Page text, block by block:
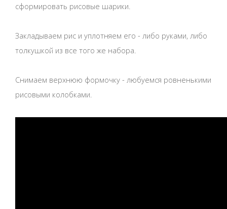
сформировать рисовые шарики.
Закладываем рис и уплотняем его - либо руками, либо
толкушкой из все того же набора.
Снимаем верхнюю формочку - любуемся ровненькими
рисовыми колобками.